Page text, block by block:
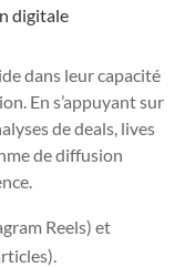
digitale
dans leur capacité
En s’appuyant sur
de deals, lives
de diffusion
Reels) et